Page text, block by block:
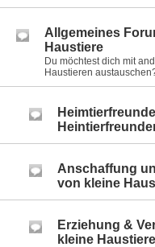
Allgemeines
Haustiere
Du möchtest dich mit
Haustieren
Anschaffung
von kleine
Erziehung &
kleine